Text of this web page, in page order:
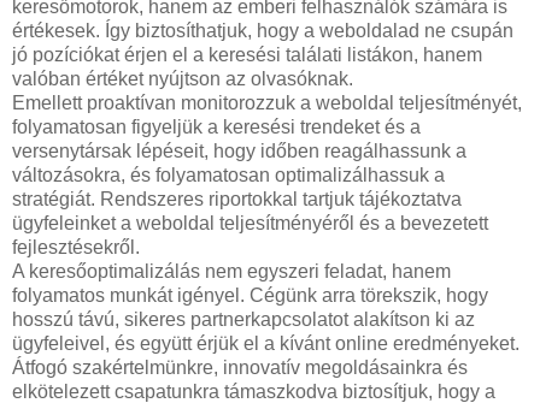
keresőmotorok, hanem az emberi felhasználók számára is
értékesek. Így biztosíthatjuk, hogy a weboldalad ne csupán
jó pozíciókat érjen el a keresési találati listákon, hanem
valóban értéket nyújtson az olvasóknak.
Emellett proaktívan monitorozzuk a weboldal teljesítményét,
folyamatosan figyeljük a keresési trendeket és a
versenytársak lépéseit, hogy időben reagálhassunk a
változásokra, és folyamatosan optimalizálhassuk a
stratégiát. Rendszeres riportokkal tartjuk tájékoztatva
ügyfeleinket a weboldal teljesítményéről és a bevezetett
fejlesztésekről.
A keresőoptimalizálás nem egyszeri feladat, hanem
folyamatos munkát igényel. Cégünk arra törekszik, hogy
hosszú távú, sikeres partnerkapcsolatot alakítson ki az
ügyfeleivel, és együtt érjük el a kívánt online eredményeket.
Átfogó szakértelmünkre, innovatív megoldásainkra és
elkötelezett csapatunkra támaszkodva biztosítjuk, hogy a